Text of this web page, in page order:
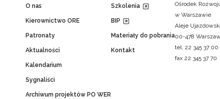
O nas
Kierownictwo ORE
Patronaty
Aktualności
Kalendarium
Sygnaliści
Archiwum projektów PO WER
Szkolenia
BIP
Materiały do pobrania
Kontakt
Ośrodek
w Warszawie
Aleje
00-478
tel. 22 345 37 00
fax 22 345 37 70